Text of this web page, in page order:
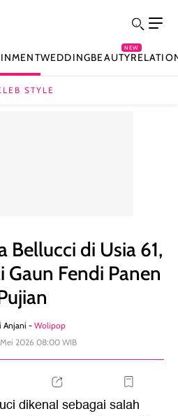
WEDDINGBEAUTY
NEW
STYLE
Bellucci di Usia 61,
Gaun Fendi Panen
Anjani -Wolipop
Mei 2026 08:00 WIB
dikenal sebagai salah